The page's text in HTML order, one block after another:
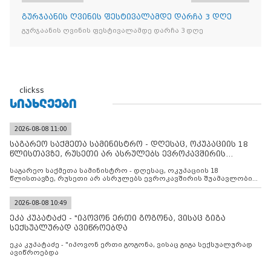
გურჯაანის ღვინის ფესტივალამდე დარჩა 3 დღე
გურჯაანის ღვინის ფესტივალამდე დარჩა 3 დღე
clickss
ᲡᲘᲐᲮᲚᲔᲔᲑᲘ
2026-08-08 11:00
საგარეო საქმეთა სამინისტრო - დღესაც, ოკუპაციის 18
წლისთავზე, რუსეთი არ ასრულებს ევროკავშირის
საგარეო საქმეთა სამინისტრო - დღესაც, ოკუპაციის 18
წლისთავზე, რუსეთი არ ასრულებს ევროკავშირის შუამავლობით
დადებულ 2008 წლის 12 აგვისტოს ცეცხლის შეწყვეტის
კონტროლს ოკუპირებულ რეგიონებში, აგრძელებს მათი
მილიტარიზაციის პროცესს და აქტიურად დგამს ნაბიჯებს მათი
ფაქტობრივი ანექსიისკენ
2026-08-08 10:49
ეკა კუპატაძე - "იპოვონ ერთი გოგონა, ვისაც გიგა
სექსუალურად ავიწროებდა
ეკა კუპატაძე - "იპოვონ ერთი გოგონა, ვისაც გიგა სექსუალურად
ავიწროებდა